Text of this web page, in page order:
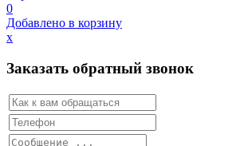
0
Добавлено в корзину
х
Заказать обратный звонок